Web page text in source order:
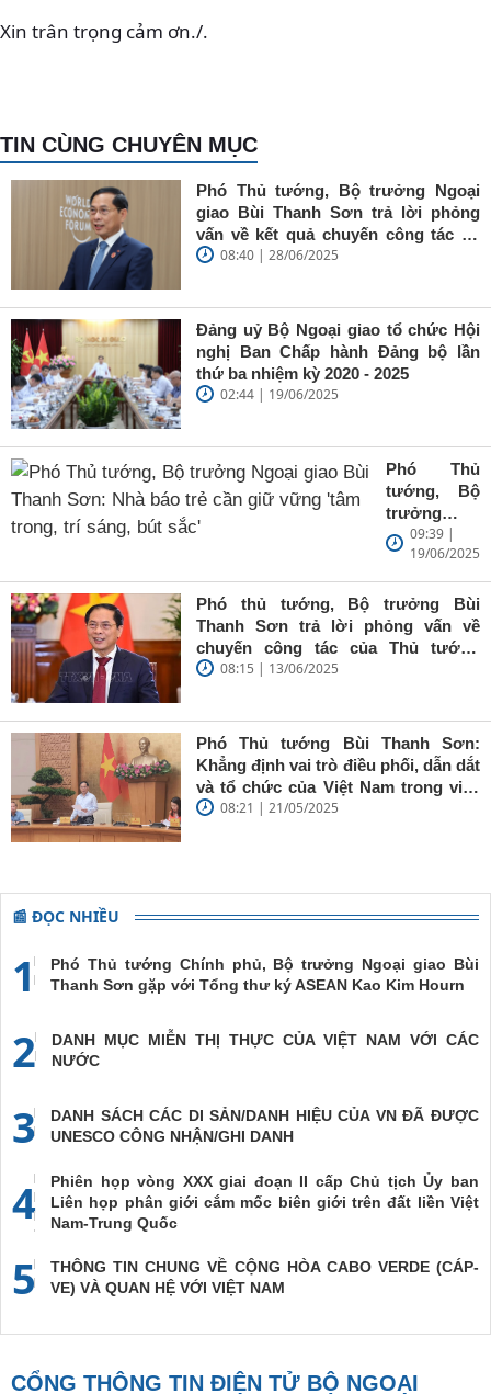
Xin trân trọng cảm ơn./.
TIN CÙNG CHUYÊN MỤC
Phó Thủ tướng, Bộ trưởng Ngoại
giao Bùi Thanh Sơn trả lời phỏng
vấn về kết quả chuyến công tác tại
Trung Quốc của Thủ tướng Chính
08:40 | 28/06/2025
Đảng uỷ Bộ Ngoại giao tổ chức Hội
nghị Ban Chấp hành Đảng bộ lần
thứ ba nhiệm kỳ 2020 - 2025
02:44 | 19/06/2025
Phó Thủ
tướng, Bộ
trưởng
Ngoại giao
Bùi Thanh
Sơn: Nhà
báo trẻ cần
giữ vững
'tâm trong,
09:39 |
19/06/2025
Phó thủ tướng, Bộ trưởng Bùi
Thanh Sơn trả lời phỏng vấn về
chuyến công tác của Thủ tướng
Chính phủ đến Estonia, Pháp và
08:15 | 13/06/2025
Phó Thủ tướng Bùi Thanh Sơn:
Khẳng định vai trò điều phối, dẫn dắt
và tổ chức của Việt Nam trong việc
đề cao chủ nghĩa đa phương, đoàn
08:21 | 21/05/2025
📰 ĐỌC NHIỀU
1
Phó Thủ tướng Chính phủ, Bộ trưởng Ngoại giao Bùi
Thanh Sơn gặp với Tổng thư ký ASEAN Kao Kim Hourn
2
DANH MỤC MIỄN THỊ THỰC CỦA VIỆT NAM VỚI CÁC
NƯỚC
3
DANH SÁCH CÁC DI SẢN/DANH HIỆU CỦA VN ĐÃ ĐƯỢC
UNESCO CÔNG NHẬN/GHI DANH
4
Phiên họp vòng XXX giai đoạn II cấp Chủ tịch Ủy ban
Liên họp phân giới cắm mốc biên giới trên đất liền Việt
Nam-Trung Quốc
5
THÔNG TIN CHUNG VỀ CỘNG HÒA CABO VERDE (CÁP-
VE) VÀ QUAN HỆ VỚI VIỆT NAM
CỔNG THÔNG TIN ĐIỆN TỬ BỘ NGOẠI